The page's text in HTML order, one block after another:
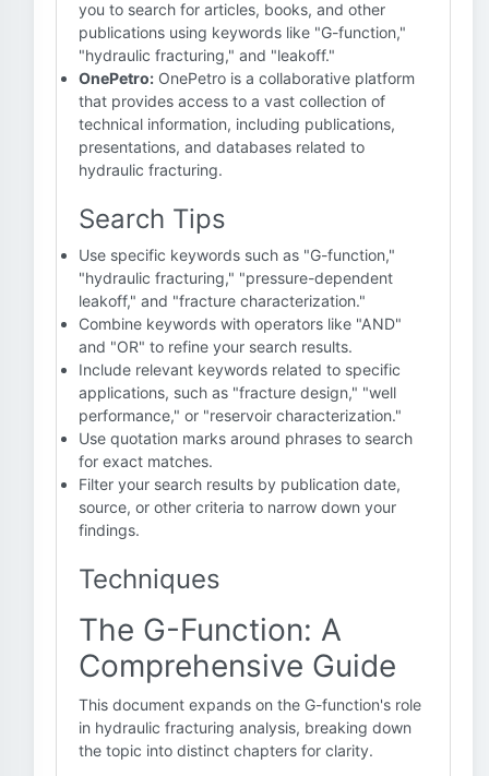
you to search for articles, books, and other
publications using keywords like "G-function,"
"hydraulic fracturing," and "leakoff."
OnePetro: OnePetro is a collaborative platform
that provides access to a vast collection of
technical information, including publications,
presentations, and databases related to
hydraulic fracturing.
Search Tips
Use specific keywords such as "G-function,"
"hydraulic fracturing," "pressure-dependent
leakoff," and "fracture characterization."
Combine keywords with operators like "AND"
and "OR" to refine your search results.
Include relevant keywords related to specific
applications, such as "fracture design," "well
performance," or "reservoir characterization."
Use quotation marks around phrases to search
for exact matches.
Filter your search results by publication date,
source, or other criteria to narrow down your
findings.
Techniques
The G-Function: A
Comprehensive Guide
This document expands on the G-function's role
in hydraulic fracturing analysis, breaking down
the topic into distinct chapters for clarity.